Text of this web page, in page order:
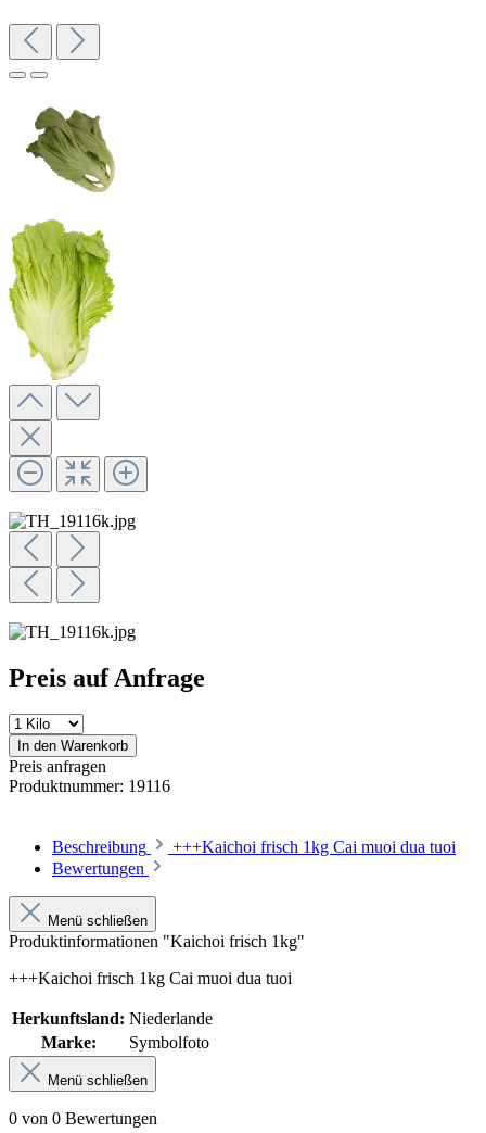
Preis auf Anfrage
In den Warenkorb
Preis anfragen
Produktnummer: 19116
Beschreibung
+++Kaichoi frisch 1kg Cai muoi dua tuoi
Bewertungen
Menü schließen
Produktinformationen "Kaichoi frisch 1kg"
+++Kaichoi frisch 1kg Cai muoi dua tuoi
Herkunftsland: Niederlande
Marke:
Symbolfoto
Menü schließen
0 von 0 Bewertungen